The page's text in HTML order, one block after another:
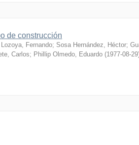
de construcción
Fernando; Sosa Hernández, Héctor;
Carlos; Phillip Olmedo, Eduardo (1977-08-29